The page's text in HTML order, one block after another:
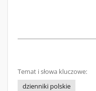
Temat i słowa kluczowe:
dzienniki polskie